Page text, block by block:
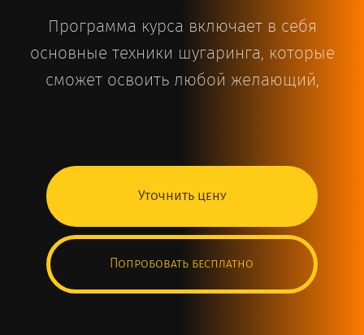
Программа курса включает в себя
основные техники шугаринга, которые
сможет освоить любой желающий,
Уточнить цену
Попробовать бесплатно